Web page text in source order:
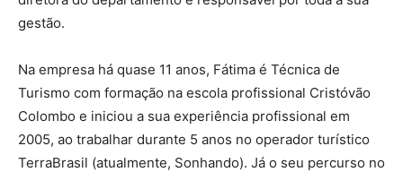
gestão.
Na empresa há quase 11 anos, Fátima é Técnica de
Turismo com formação na escola profissional Cristóvão
Colombo e iniciou a sua experiência profissional em
2005, ao trabalhar durante 5 anos no operador turístico
TerraBrasil (atualmente, Sonhando). Já o seu percurso no